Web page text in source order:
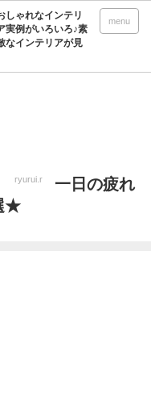
menu
しゃれなインテリ
実例がいろいろ♪素
なインテリアが見
ryurui.r
一日の疲れ
★